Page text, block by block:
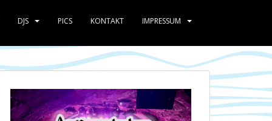
DJS PICS KONTAKT IMPRESSUM